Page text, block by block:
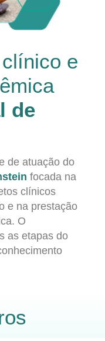
e
de
de atuação do
focada na
clínicos
e na prestação
O
as etapas do